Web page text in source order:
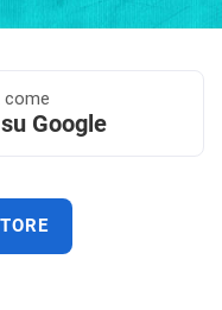
come
Google